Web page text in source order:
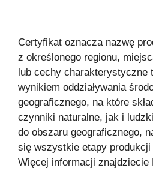
Certyfikat oznacza nazwę
z określonego regionu,
lub cechy charakterystyczne
wynikiem oddziaływania
geograficznego, na które
czynniki naturalne, jak i
do obszaru geograficznego,
się wszystkie etapy produkcji
Więcej informacji znajdziecie